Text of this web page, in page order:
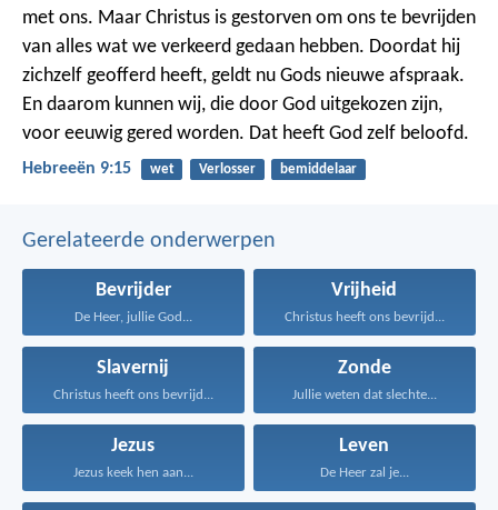
met ons. Maar Christus is gestorven om ons te bevrijden
van alles wat we verkeerd gedaan hebben. Doordat hij
zichzelf geofferd heeft, geldt nu Gods nieuwe afspraak.
En daarom kunnen wij, die door God uitgekozen zijn,
voor eeuwig gered worden. Dat heeft God zelf beloofd.
Hebreeën 9:15 wet Verlosser bemiddelaar
Gerelateerde onderwerpen
Bevrijder
De Heer, jullie God...
Vrijheid
Christus heeft ons bevrijd...
Slavernij
Christus heeft ons bevrijd...
Zonde
Jullie weten dat slechte...
Jezus
Jezus keek hen aan...
Leven
De Heer zal je...